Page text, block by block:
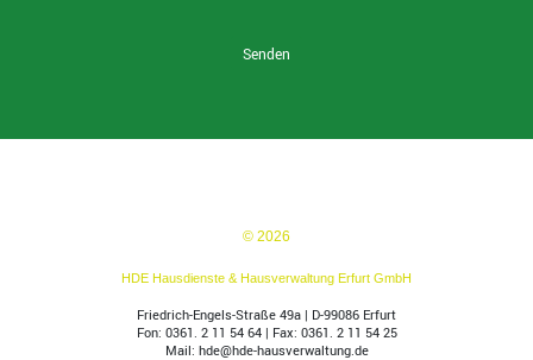
© 2026
HDE Hausdienste & Hausverwaltung Erfurt GmbH
Friedrich-Engels-Straße 49a | D-99086 Erfurt
Fon: 0361. 2 11 54 64 | Fax: 0361. 2 11 54 25
Mail: hde@hde-hausverwaltung.de